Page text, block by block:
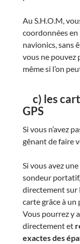
Au S.H.O.M,
coordonnées en
navionics, sans
vous ne pouvez
même si l’on
c) les
GPS
Si vous n’avez
gênant de faire
Si vous avez
sondeur
directement sur
carte grâce à
Vous pourrez y
directement et
exactes des